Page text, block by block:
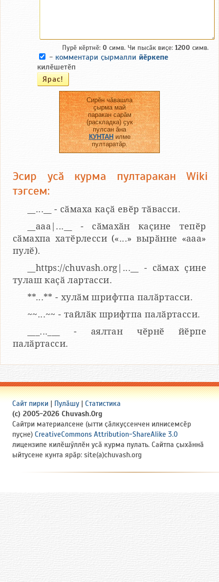
Пурӗ кӗртнӗ: 0 симв. Чи пысӑк виҫе: 1200 симв.
- комментари ҫырмалли йӗркепе
килӗшетӗп
Сирӗн чӑвашла
ҫырма май
паракан сарӑм
(раскладка) ҫук
пулсан ӑна
КУНТАНилме
пултаратӑр.
Эсир усӑ курма пултаракан Wiki
тэгсем:
__...__ - сӑмаха каҫӑ евӗр тӑвасси.
__aaa|...__ - сӑмахӑн каҫине тепӗр
сӑмахпа хатӗрлесси («...» вырӑнне «ааа»
пулӗ).
__https://chuvash.org|...__ - сӑмах ҫине
тулаш каҫӑ лартасси.
**...** - хулӑм шрифтпа палӑртасси.
~~...~~ - тайлӑк шрифтпа палӑртасси.
___...___ - аялтан чӗрнӗ йӗрпе
палӑртасси.
Сайт пирки | Пулӑшу | Статистика
(c) 2005-2026 Chuvash.Org
Сайтри материалсене (ытти ҫӑлкуҫсенчен илнисемсӗр
пуҫне) CreativeCommons Attribution-ShareAlike 3.0
лицензипе килӗшӳллӗн усӑ курма пулать. Сайтпа ҫыхӑннӑ
ыйтусене кунта ярӑр: site(a)chuvash.org